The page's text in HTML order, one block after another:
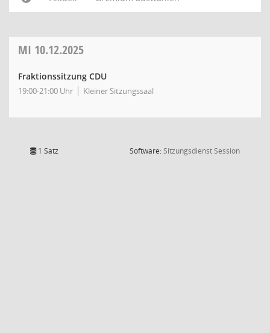
MI 10.12.2025
Fraktionssitzung CDU
19:00-21:00 Uhr Kleiner Sitzungssaal
1 Satz Software:SitzungsdienstSession(Wird in